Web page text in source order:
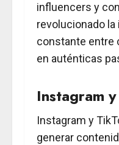
influencers y
revolucionado
constante entre
en auténticas
Instagram
Instagram y
generar